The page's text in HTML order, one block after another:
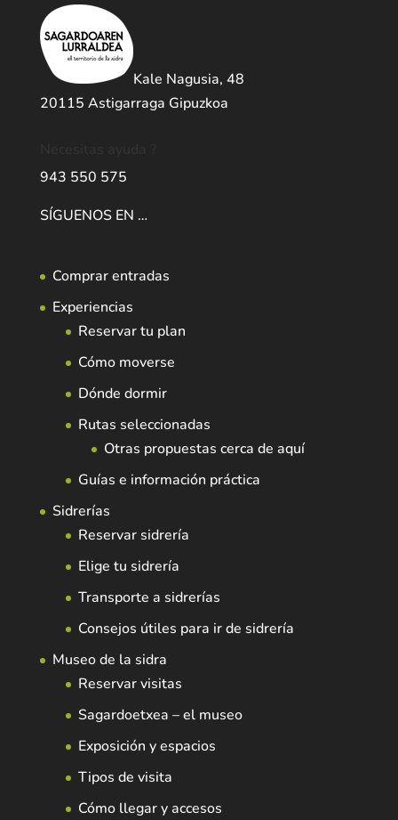
Kale Nagusia, 48
20115 Astigarraga Gipuzkoa
943 550 575
SÍGUENOS EN …
Comprar entradas
Experiencias
Reservar tu plan
Cómo moverse
Dónde dormir
Rutas seleccionadas
Otras propuestas cerca de aquí
Guías e información práctica
Sidrerías
Reservar sidrería
Elige tu sidrería
Transporte a sidrerías
Consejos útiles para ir de sidrería
Museo de la sidra
Reservar visitas
Sagardoetxea – el museo
Exposición y espacios
Tipos de visita
Cómo llegar y accesos